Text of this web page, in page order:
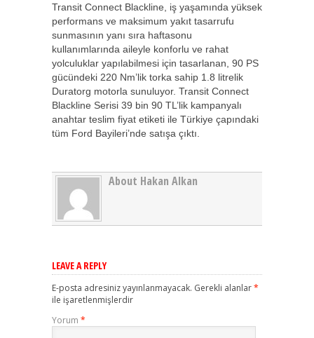
Transit Connect Blackline, iş yaşamında yüksek
performans ve maksimum yakıt tasarrufu
sunmasının yanı sıra haftasonu
kullanımlarında aileyle konforlu ve rahat
yolculuklar yapılabilmesi için tasarlanan, 90 PS
gücündeki 220 Nm’lik torka sahip 1.8 litrelik
Duratorg motorla sunuluyor. Transit Connect
Blackline Serisi 39 bin 90 TL’lik kampanyalı
anahtar teslim fiyat etiketi ile Türkiye çapındaki
tüm Ford Bayileri’nde satışa çıktı.
About Hakan Alkan
LEAVE A REPLY
E-posta adresiniz yayınlanmayacak. Gerekli alanlar*
ile işaretlenmişlerdir
Yorum *